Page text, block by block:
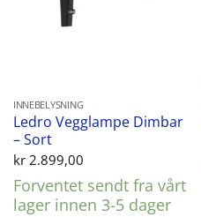
INNEBELYSNING
Ledro Vegglampe Dimbar
– Sort
kr2.899,00
Forventet sendt fra vårt
lager innen 3-5 dager